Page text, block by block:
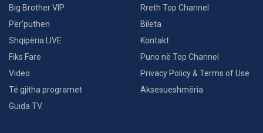
Big Brother VIP
Për’puthen
Shqipëria LIVE
Fiks Fare
Video
Të gjitha programet
Guida TV
Rreth Top Channel
Bileta
Kontakt
Puno në Top Channel
Privacy Policy & Terms of Use
Aksesueshmëria